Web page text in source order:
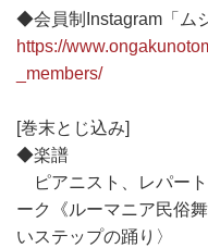
◆会員制Instagram「ム
https://
_members/
[巻末とじ込み]
◆楽譜
ピアニスト、レパー
ーク《ルーマニア民俗
いステップの踊り〉